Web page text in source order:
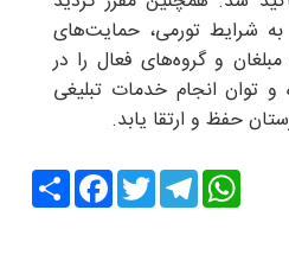
به شرایط تورمی، حمایت‌های
و گروه‌های فعال را در
و توان انجام خدمات تبلیغی
حفظ و ارتقا یابد.
Share
FacebookTwitter
Telegram
WhatsApp